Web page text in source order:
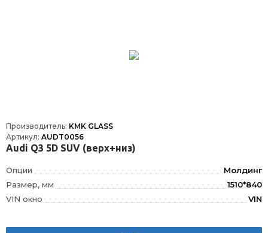
Производитель: KMK GLASS
Артикул: AUDT0056
Audi Q3 5D SUV (верх+низ)
Опции
Молдинг
Размер, мм
1510*840
VIN окно
VIN
Расположение
Спереди